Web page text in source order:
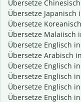
Übersetze
Übersetze Japanisch
Übersetze
Übersetze Malaiisch
Übersetze Englisch
Übersetze Arabisch
Übersetze Englisch
Übersetze Englisch
Übersetze Englisch
Übersetze Englisch